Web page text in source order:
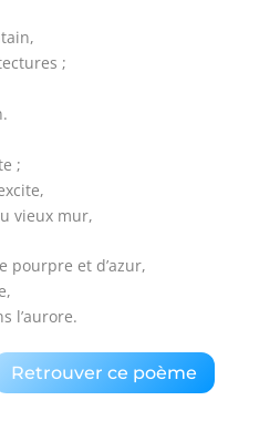
;
;
vieux mur,
pourpre et d’azur,
l’aurore.
Retrouver ce poème